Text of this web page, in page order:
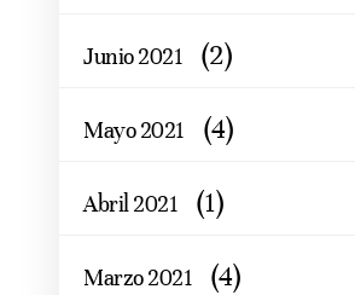
Junio 2021 (2)
Mayo 2021 (4)
Abril 2021 (1)
Marzo 2021 (4)